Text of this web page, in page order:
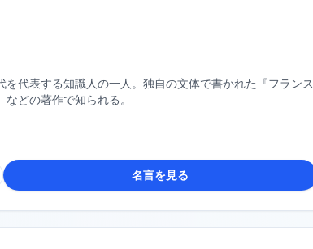
代表する知識人の一人。独自の文体で書かれた『フランス
どの著作で知られる。
名言を見る